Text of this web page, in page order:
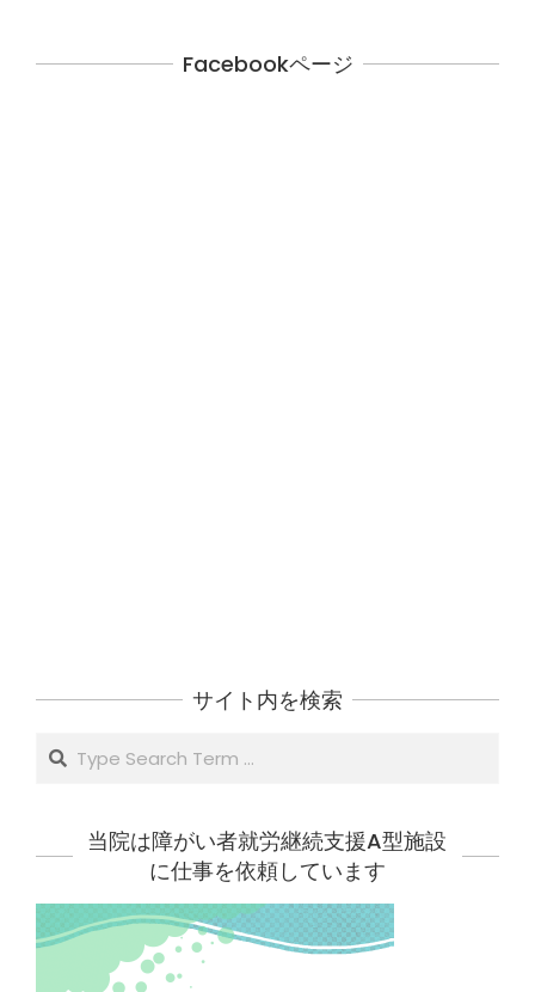
Facebookページ
サイト内を検索
Search
当院は障がい者就労継続支援A型施設
に仕事を依頼しています